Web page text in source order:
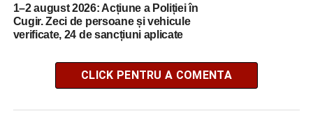
1–2 august 2026: Acțiune a Poliției în
Cugir. Zeci de persoane și vehicule
verificate, 24 de sancțiuni aplicate
CLICK PENTRU A COMENTA